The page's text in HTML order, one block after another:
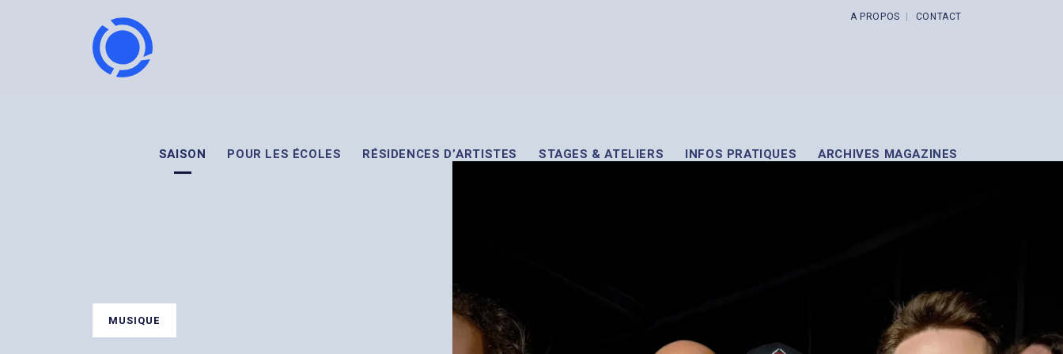
SAISON POUR LES ÉCOLES RÉSIDENCES D’ARTISTES STAGES & ATELIERS INFOS PRATIQUES ARCHIVES MAGAZINES
A PROPOS CONTACT
MUSIQUE